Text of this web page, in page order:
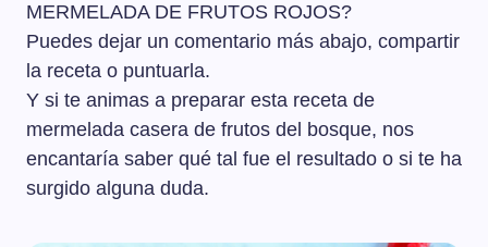
MERMELADA DE FRUTOS ROJOS?
Puedes dejar un comentario más abajo, compartir
la receta o puntuarla.
Y si te animas a preparar esta receta de
mermelada casera de frutos del bosque, nos
encantaría saber qué tal fue el resultado o si te ha
surgido alguna duda.